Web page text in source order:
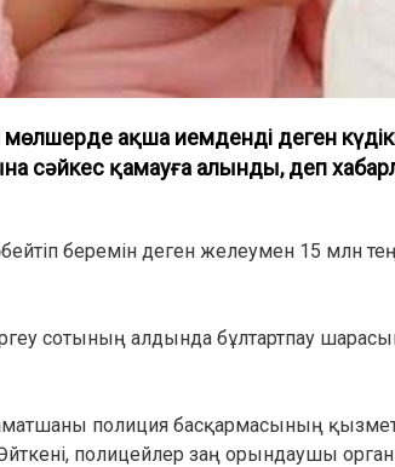
ақша иемденді деген
сәйкес қамауға алынды, деп
беремін деген желеумен 15 млн
сотының алдында бұлтартпау
полиция басқармасының
полицейлер заң орындаушы